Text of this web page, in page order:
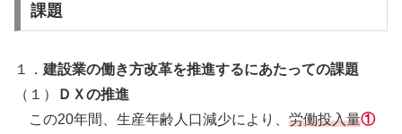
課題
１． 建設業の働き方改革を推進するにあたっての課題
（１）
ＤＸの推進
この20年間、生産年齢人口減少により、 労働投入量①